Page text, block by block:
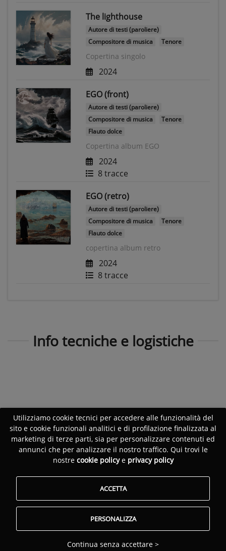
The lighthouse
Autore di testi (paroliere)
Compositore di musica
Tenore
Copertina singolo
2024
EGO (front)
Autore di testi (paroliere)
Compositore di musica
Tenore
Flauto dolce
Copertina album EGO
2024
8 tracce
EGO (retro)
Autore di testi (paroliere)
Compositore di musica
Tenore
Flauto dolce
copertina album retro
2024
8 tracce
Info tecniche e logistiche
Utilizziamo cookie tecnici per accedere alle funzionalità del
sito e cookie funzionali analitici e di profilazione finalizzata al
marketing di terze parti, sia per personalizzare contenuti ed
annunci che per analizzare il nostro traffico. Qui trovi le
nostre cookie policye privacy policy
ACCETTA
PERSONALIZZA
Continua senza accettare >